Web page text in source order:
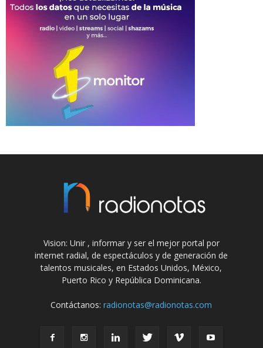
Vision: Unir , informar y ser el mejor portal por
internet radial, de espectáculos y de generación de
talentos musicales, en Estados Unidos, México,
Puerto Rico y República Dominicana.
Contáctanos:radionotas@radionotas.com